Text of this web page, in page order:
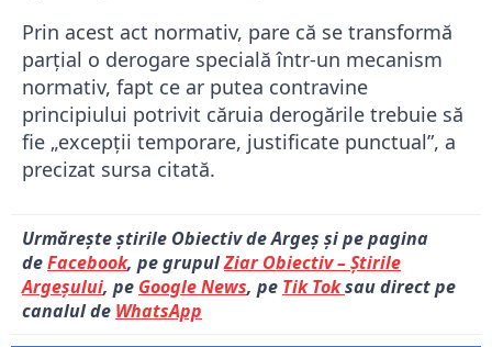
Prin acest act normativ, pare că se transformă
parţial o derogare specială într-un mecanism
normativ, fapt ce ar putea contravine
principiului potrivit căruia derogările trebuie să
fie „excepţii temporare, justificate punctual”, a
precizat sursa citată.
Urmărește știrile Obiectiv de Argeș și pe pagina
deFacebook, pe grupulZiar Obiectiv – Știrile
Argeșului, pe Google News, pe Tik Toksau direct pe
canalul de WhatsApp